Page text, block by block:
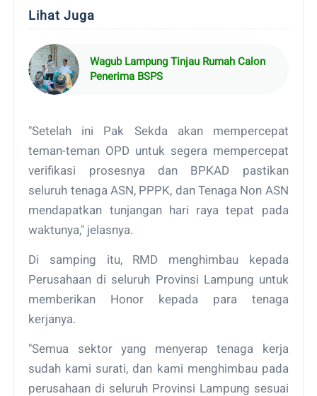
Lihat Juga
Wagub Lampung Tinjau Rumah Calon
Penerima BSPS
"Setelah ini Pak Sekda akan mempercepat
teman-teman OPD untuk segera mempercepat
verifikasi prosesnya dan BPKAD pastikan
seluruh tenaga ASN, PPPK, dan Tenaga Non ASN
mendapatkan tunjangan hari raya tepat pada
waktunya," jelasnya.
Di samping itu, RMD menghimbau kepada
Perusahaan di seluruh Provinsi Lampung untuk
memberikan Honor kepada para tenaga
kerjanya.
"Semua sektor yang menyerap tenaga kerja
sudah kami surati, dan kami menghimbau pada
perusahaan di seluruh Provinsi Lampung sesuai